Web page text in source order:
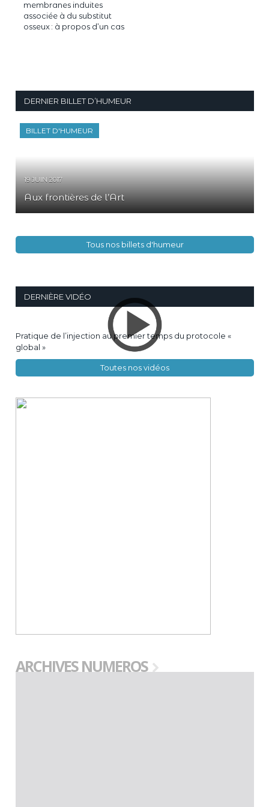
membranes induites
associée à du substitut
osseux : à propos d’un cas
DERNIER BILLET D’HUMEUR
BILLET D'HUMEUR
19 JUIN 2017
Aux frontières de l’Art
Tous nos billets d'humeur
DERNIÈRE VIDÉO
Pratique de l’injection au premier temps du protocole «
global »
Toutes nos vidéos
ARCHIVES NUMEROS